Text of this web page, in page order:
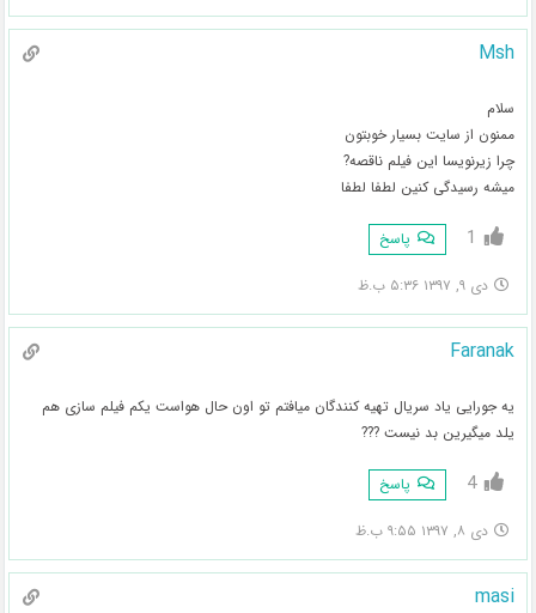
Msh
سلام
ممنون از سایت بسیار خوبتون
چرا زیرنویسا این فیلم ناقصه?
میشه رسیدگی کنین لطفا لطفا
1 پاسخ
دی ۹, ۱۳۹۷ ۵:۳۶ ب.ظ
Faranak
یه جورایی یاد سریال تهیه کنندگان میافتم تو اون حال هواست یکم فیلم سازی هم
یلد میگیرین بد نیست ???
4 پاسخ
دی ۸, ۱۳۹۷ ۹:۵۵ ب.ظ
masi